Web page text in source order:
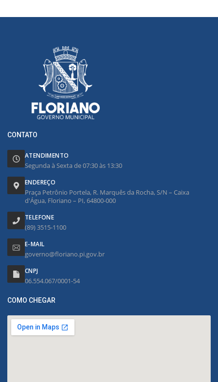
CONTATO
ATENDIMENTO
Segunda à Sexta de 07:30 às 13:30
ENDEREÇO
Praça Petrônio Portela, R. Marquês da Rocha, S/N – Caixa
d'Água, Floriano – PI, 64800-000
TELEFONE
(89) 3515-1100
E-MAIL
governo@floriano.pi.gov.br
CNPJ
06.554.067/0001-54
COMO CHEGAR